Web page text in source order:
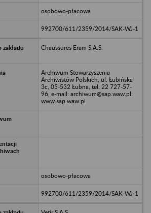
osobowo-płacowa
992700/611/2359/2014/SAK-WJ-1
Chaussures Eram S.A.S.
Archiwum Stowarzyszenia
Archiwistów Polskich, ul. Łubińska
3c, 05-532 Łubna, tel. 22 727-57-
96, e-mail: archiwum@sap.waw.pl;
www.sap.waw.pl
osobowo-płacowa
992700/611/2359/2014/SAK-WJ-1